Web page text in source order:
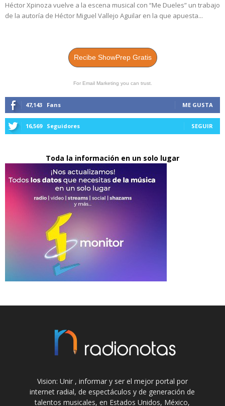
Héctor Xpinoza vuelve a la escena musical con “Me Dueles” un trabajo
de la autoría de Héctor Miguel Vallejo Aguilar en la que apuesta...
Recibe ShowPrep Gratis
For Email Marketing you can trust.
47,143 Fans ME GUSTA
16,569 Seguidores SEGUIR
Toda la información en un solo lugar
Vision: Unir , informar y ser el mejor portal por
internet radial, de espectáculos y de generación de
talentos musicales, en Estados Unidos, México,